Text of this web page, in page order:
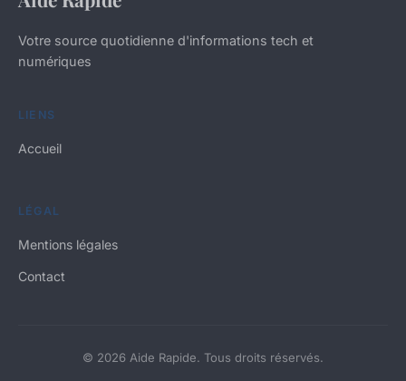
Votre source quotidienne d'informations tech et
numériques
LIENS
Accueil
LÉGAL
Mentions légales
Contact
© 2026 Aide Rapide. Tous droits réservés.